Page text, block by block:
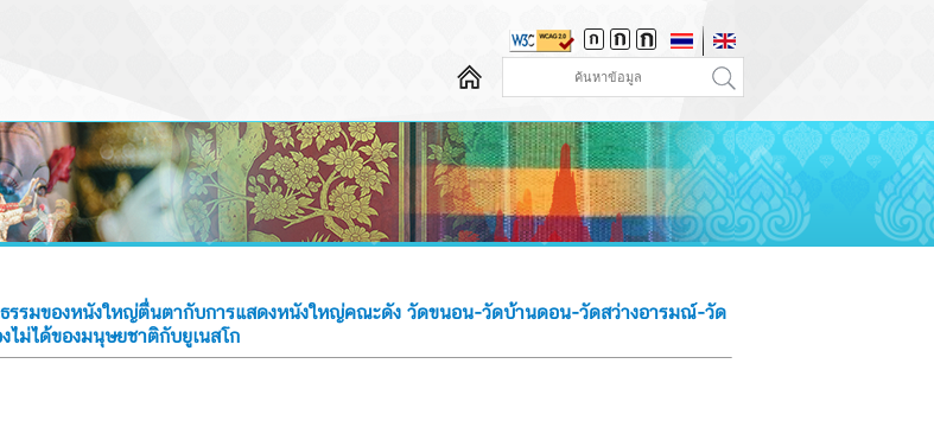
รรมของหนังใหญ่ตื่นตากับการแสดงหนังใหญ่คณะดัง วัดขนอน-วัดบ้านดอน-วัดสว่างอารมณ์-วัด
ม่ได้ของมนุษยชาติกับยูเนสโก